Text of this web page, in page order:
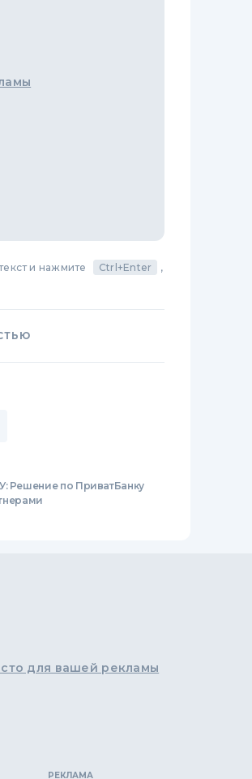
и нажмите Ctrl+Enter
,
Решение по ПриватБанку
для вашей рекламы